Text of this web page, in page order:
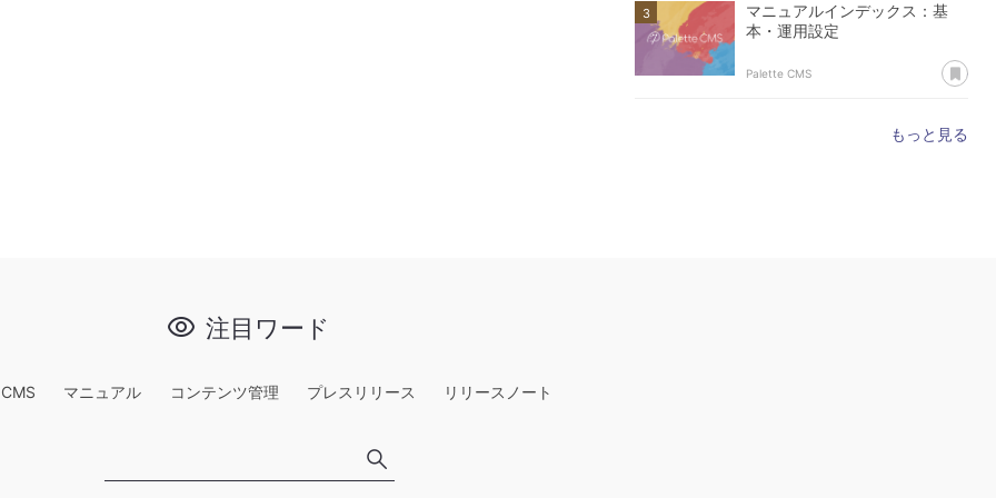
マニュアルインデックス：基
本・運用設定
Palette CMS あ
もっと見る
注目ワード
マニュアル コンテンツ管理 プレスリリース リリースノート